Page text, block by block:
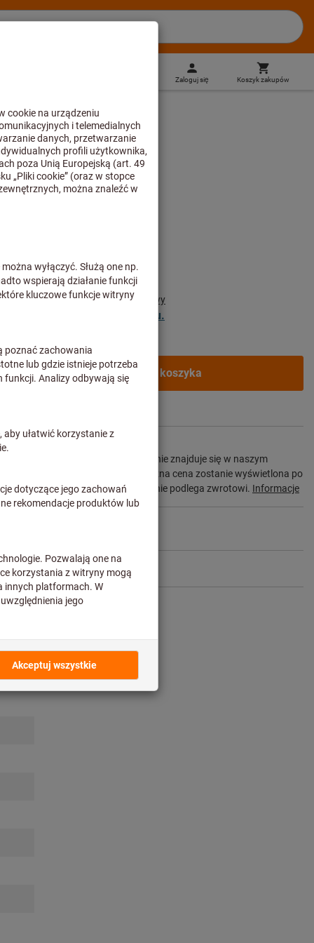
Zaloguj się Koszyk zakupów
M10X20
wysokościCeny plus koszty dostawy
biznesowych po zalogowaniu.
Dodaj do koszyka
bezpośrednio u producenta i nie znajduje się w naszym
może być wydłużony.Ostateczna cena zostanie wyświetlona po
i przejściu do kasy.Produkt nie podlega zwrotowi. Informacje